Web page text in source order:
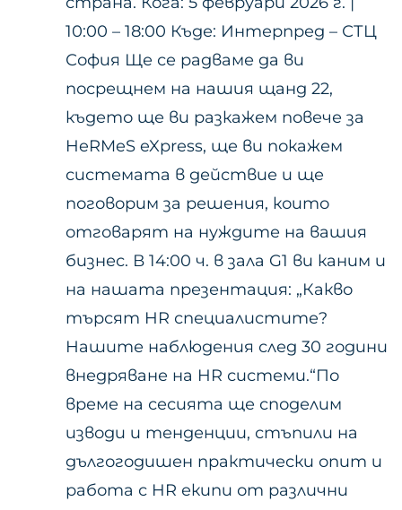
10:00 – 18:00 Къде: Интерпред – СТЦ
София Ще се радваме да ви
посрещнем на нашия щанд 22,
където ще ви разкажем повече за
HeRMeS eXpress, ще ви покажем
системата в действие и ще
поговорим за решения, които
отговарят на нуждите на вашия
бизнес. В 14:00 ч. в зала G1 ви каним и
на нашата презентация: „Какво
търсят HR специалистите?
Нашите наблюдения след 30 години
внедряване на HR системи.“По
време на сесията ще споделим
изводи и тенденции, стъпили на
дългогодишен практически опит и
работа с HR екипи от различни